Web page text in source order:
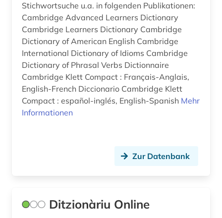
latein (8)
lebensmittel (1)
lehrbuch (1)
lexikon (2)
lieferbares buch (1)
literatur (22)
logistik (2)
Stichwortsuche u.a. in folgenden Publikationen:
Cambridge Advanced Learners Dictionary
Cambridge Learners Dictionary Cambridge
Dictionary of American English Cambridge
International Dictionary of Idioms Cambridge
Dictionary of Phrasal Verbs Dictionnaire
Cambridge Klett Compact : Français-Anglais,
English-French Diccionario Cambridge Klett
Compact : español-inglés, English-Spanish Mehr
Informationen
Zur Datenbank
Ditzionàriu Online